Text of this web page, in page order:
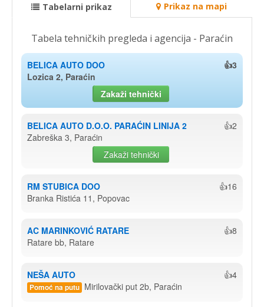
Tabelarni prikaz Prikaz na mapi
Tabela tehničkih pregleda i agencija - Paraćin
BELICA AUTO DOO
👍3
Lozica 2, Paraćin
Zakaži tehnički
BELICA AUTO D.O.O. PARAĆIN LINIJA 2
👍2
Zabreška 3, Paraćin
Zakaži tehnički
RM STUBICA DOO
👍16
Branka Ristića 11, Popovac
AC MARINKOVIĆ RATARE
👍8
Ratare bb, Ratare
NEŠA AUTO 👍4
Pomoć na putu Mirilovački put 2b, Paraćin